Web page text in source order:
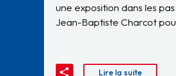
une exposition dans les
Jean-Baptiste Charcot
Lire la suite